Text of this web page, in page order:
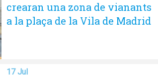
crearan una zona de vianants
a la plaça de la Vila de Madrid
17 Jul